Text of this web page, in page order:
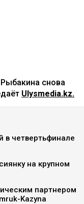
Рыбакина снова
Ulysmedia.kz.
в четвертьфинале
на крупном
партнером
Kazyna